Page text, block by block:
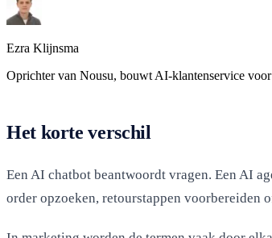
Ezra Klijnsma
Oprichter van Nousu, bouwt AI-klantenservice
Het korte verschil
Een AI chatbot beantwoordt vragen. Een AI
order opzoeken, retourstappen voorbereiden